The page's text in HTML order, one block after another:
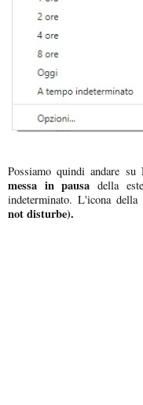
Possiamo quindi andare su
messa in pausa della
indeterminato. L'icona della
not disturbe).